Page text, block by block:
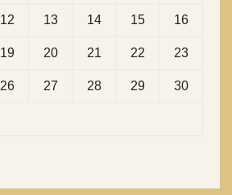
12 13 14 15 16
19 20 21 22 23
26 27 28 29 30